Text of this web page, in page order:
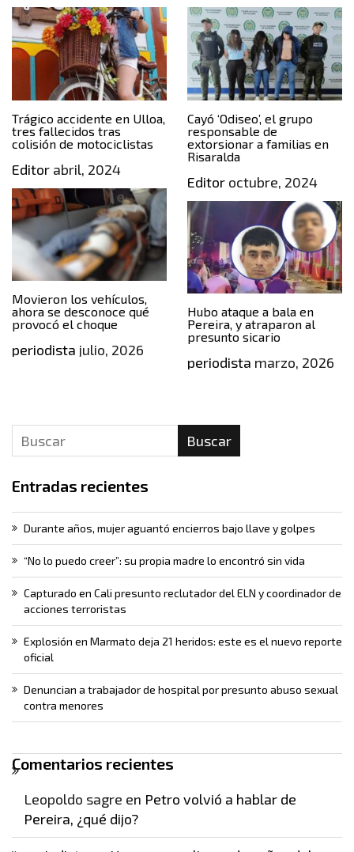
Trágico accidente en Ulloa,
tres fallecidos tras
colisión de motociclistas
Editor abril, 2024
Cayó ‘Odiseo’, el grupo
responsable de
extorsionar a familias en
Risaralda
Editoroctubre, 2024
Movieron los vehículos,
ahora se desconoce qué
provocó el choque
periodista julio, 2026
Hubo ataque a bala en
Pereira, y atraparon al
presunto sicario
periodista marzo, 2026
Buscar
Entradas recientes
Durante años, mujer aguantó encierros bajo llave y golpes
“No lo puedo creer”: su propia madre lo encontró sin vida
Capturado en Cali presunto reclutador del ELN y coordinador de
acciones terroristas
Explosión en Marmato deja 21 heridos: este es el nuevo reporte
oficial
Denuncian a trabajador de hospital por presunto abuso sexual
contra menores
Comentarios recientes
Leopoldo sagre en Petro volvió a hablar de
Pereira, ¿qué dijo?